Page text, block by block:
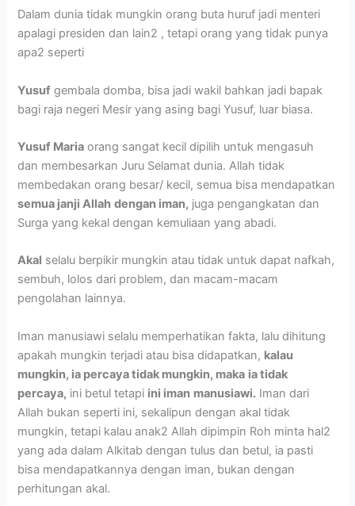
Dalam dunia tidak mungkin orang buta huruf jadi menteri
apalagi presiden dan lain2 , tetapi orang yang tidak punya
apa2 seperti
Yusuf gembala domba, bisa jadi wakil bahkan jadi bapak
bagi raja negeri Mesir yang asing bagi Yusuf, luar biasa.
Yusuf Maria orang sangat kecil dipilih untuk mengasuh
dan membesarkan Juru Selamat dunia. Allah tidak
membedakan orang besar/ kecil, semua bisa mendapatkan
semua janji Allah dengan iman, juga pengangkatan dan
Surga yang kekal dengan kemuliaan yang abadi.
Akal selalu berpikir mungkin atau tidak untuk dapat nafkah,
sembuh, lolos dari problem, dan macam-macam
pengolahan lainnya.
Iman manusiawi selalu memperhatikan fakta, lalu dihitung
apakah mungkin terjadi atau bisa didapatkan, kalau
mungkin, ia percaya tidak mungkin, maka ia tidak
percaya, ini betul tetapi ini iman manusiawi. Iman dari
Allah bukan seperti ini, sekalipun dengan akal tidak
mungkin, tetapi kalau anak2 Allah dipimpin Roh minta hal2
yang ada dalam Alkitab dengan tulus dan betul, ia pasti
bisa mendapatkannya dengan iman, bukan dengan
perhitungan akal.